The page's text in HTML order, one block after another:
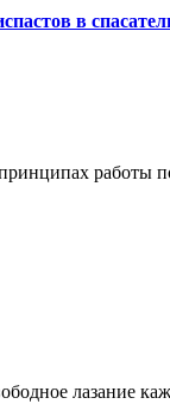
в
работы
лазание